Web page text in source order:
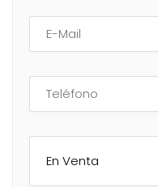
En Venta